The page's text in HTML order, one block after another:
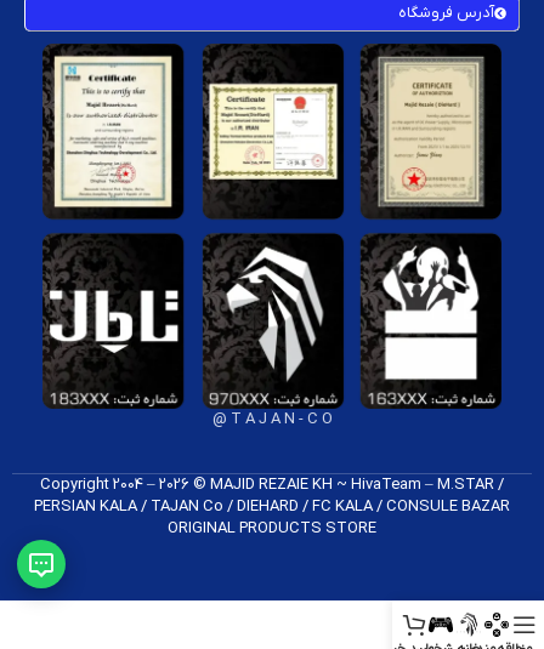
آدرس فروشگاه
T A J A N - C O @
Copyright 2004 – 2026 © MAJID REZAIE KH ~ HivaTeam – M.STAR /
PERSIAN KALA / TAJAN Co / DIEHARD / FC K​ALA / CONSULE BAZAR
ORIGINAL PRODUCTS​ STORE